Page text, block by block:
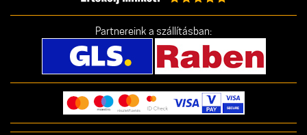
Partnereink a szállításban: